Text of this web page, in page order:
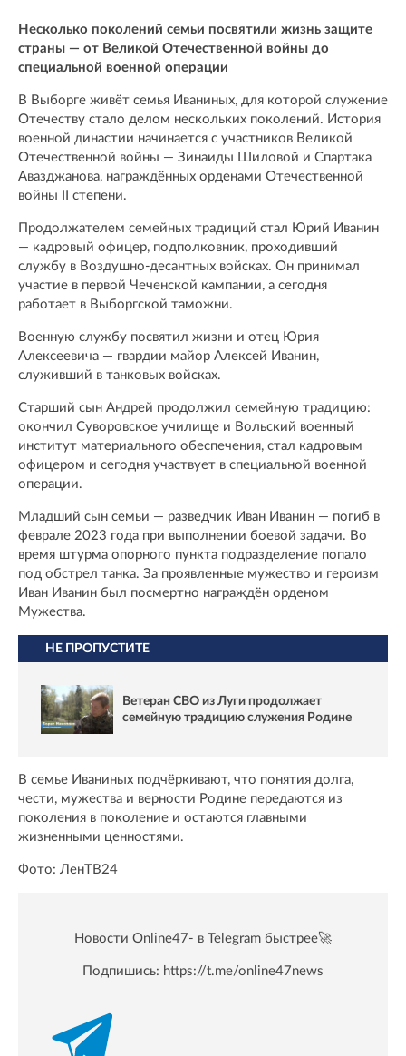
Несколько поколений семьи посвятили жизнь защите
страны — от Великой Отечественной войны до
специальной военной операции
В Выборге живёт семья Иваниных, для которой служение
Отечеству стало делом нескольких поколений. История
военной династии начинается с участников Великой
Отечественной войны — Зинаиды Шиловой и Спартака
Авазджанова, награждённых орденами Отечественной
войны II степени.
Продолжателем семейных традиций стал Юрий Иванин
— кадровый офицер, подполковник, проходивший
службу в Воздушно-десантных войсках. Он принимал
участие в первой Чеченской кампании, а сегодня
работает в Выборгской таможни.
Военную службу посвятил жизни и отец Юрия
Алексеевича — гвардии майор Алексей Иванин,
служивший в танковых войсках.
Старший сын Андрей продолжил семейную традицию:
окончил Суворовское училище и Вольский военный
институт материального обеспечения, стал кадровым
офицером и сегодня участвует в специальной военной
операции.
Младший сын семьи — разведчик Иван Иванин — погиб в
феврале 2023 года при выполнении боевой задачи. Во
время штурма опорного пункта подразделение попало
под обстрел танка. За проявленные мужество и героизм
Иван Иванин был посмертно награждён орденом
Мужества.
НЕ ПРОПУСТИТЕ
Ветеран СВО из Луги продолжает
семейную традицию служения Родине
В семье Иваниных подчёркивают, что понятия долга,
чести, мужества и верности Родине передаются из
поколения в поколение и остаются главными
жизненными ценностями.
Фото: ЛенТВ24
Новости Online47- в Telegram быстрее🚀
Подпишись: https://t.me/online47news